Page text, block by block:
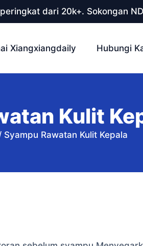
dari 20k+. Sokongan
Xiangxiangdaily Hubungi
Kulit
Syampu Rawatan Kulit Kepala